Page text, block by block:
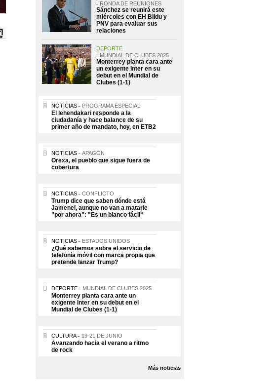
RONDA DE REUNIONES
Sánchez se reunirá este
miércoles con EH Bildu y
PNV para evaluar sus
relaciones
DEPORTE
MUNDIAL DE CLUBES 2025
Monterrey planta cara ante
un exigente Inter en su
debut en el Mundial de
Clubes (1-1)
NOTICIAS PROGRAMA ESPECIAL
El lehendakari responde a la
ciudadanía y hace balance de su
primer año de mandato, hoy, en ETB2
NOTICIAS APAGÓN
Orexa, el pueblo que sigue fuera de
cobertura
NOTICIAS CONFLICTO
Trump dice que saben dónde está
Jamenei, aunque no van a matarle
"por ahora": "Es un blanco fácil"
NOTICIAS ESTADOS UNIDOS
¿Qué sabemos sobre el servicio de
telefonía móvil con marca propia que
pretende lanzar Trump?
DEPORTE MUNDIAL DE CLUBES 2025
Monterrey planta cara ante un
exigente Inter en su debut en el
Mundial de Clubes (1-1)
CULTURA 19-21 DE JUNIO
Avanzando hacia el verano a ritmo
de rock
Más noticias